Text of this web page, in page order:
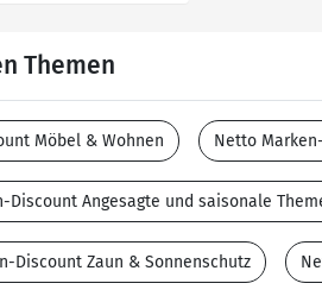
Themen
Möbel & Wohnen Netto
Discount Angesagte und saisonale
Discount Zaun & Sonnenschutz